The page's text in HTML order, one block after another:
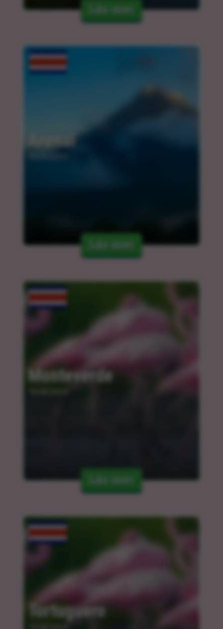
Läs mer
Arenal
Läs mer
Monteverde
Läs mer
Tortuguero